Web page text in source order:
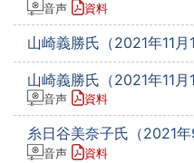
音声 資料
山崎義勝氏（2021年11月
山崎義勝氏（2021年11
音声 資料
糸日谷美奈子氏（2021
音声 資料